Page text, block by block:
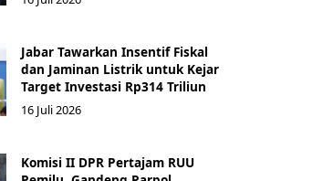
Jabar Tawarkan Insentif Fiskal
dan Jaminan Listrik untuk Kejar
Target Investasi Rp314 Triliun
16 Juli 2026
Komisi II DPR Pertajam RUU